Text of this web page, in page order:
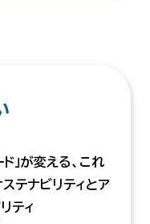
ド」が変える、これ
テナビリティとア
ティ